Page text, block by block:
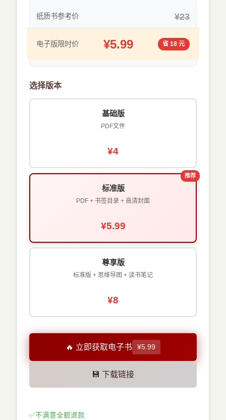
纸质书参考价 ¥23
电子版限时价 ¥5.99 省 18 元
选择版本
基础版
PDF文件
¥4
推荐
标准版
PDF + 书签目录 + 高清封面
¥5.99
尊享版
标准版 + 思维导图 + 读书笔记
¥8
🔥 立即获取电子书 ¥5.99
💾 下载链接
✅不满意全额退款